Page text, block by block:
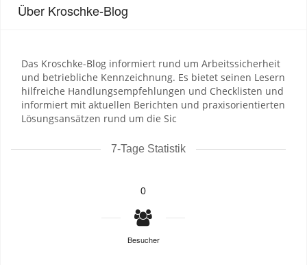
Über Kroschke-Blog
Das Kroschke-Blog informiert rund um Arbeitssicherheit
und betriebliche Kennzeichnung. Es bietet seinen Lesern
hilfreiche Handlungsempfehlungen und Checklisten und
informiert mit aktuellen Berichten und praxisorientierten
Lösungsansätzen rund um die Sic
7-Tage Statistik
0
Besucher